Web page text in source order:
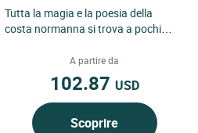
Tutta la magia e la poesia della
costa normanna si trova a pochi
questo ex ufficio postale,...
A partire da
102.87 USD
Scoprire